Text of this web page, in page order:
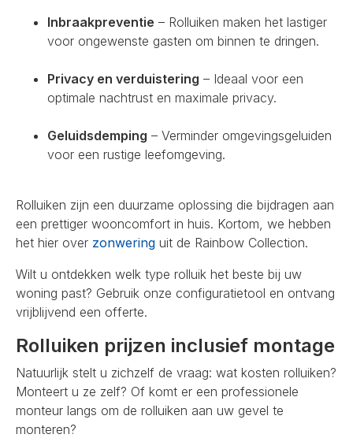
Inbraakpreventie – Rolluiken maken het lastiger
voor ongewenste gasten om binnen te dringen.
Privacy en verduistering – Ideaal voor een
optimale nachtrust en maximale privacy.
Geluidsdemping – Verminder omgevingsgeluiden
voor een rustige leefomgeving.
Rolluiken zijn een duurzame oplossing die bijdragen aan
een prettiger wooncomfort in huis. Kortom, we hebben
het hier over zonwering uit de Rainbow Collection.
Wilt u ontdekken welk type rolluik het beste bij uw
woning past? Gebruik onze configuratietool en ontvang
vrijblijvend een offerte.
Rolluiken prijzen inclusief montage
Natuurlijk stelt u zichzelf de vraag: wat kosten rolluiken?
Monteert u ze zelf? Of komt er een professionele
monteur langs om de rolluiken aan uw gevel te
monteren?